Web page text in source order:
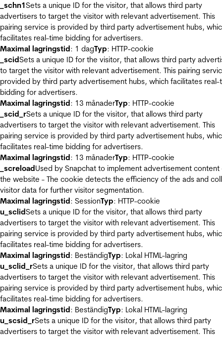
_schn1Sets a unique ID for the visitor, that allows third party
advertisers to target the visitor with relevant advertisement. This
pairing service is provided by third party advertisement hubs,
facilitates real-time bidding for advertisers.
Maximal lagringstid: 1 dagTyp: HTTP-cookie
_scidSets a unique ID for the visitor, that allows third party
to target the visitor with relevant advertisement. This pairing
provided by third party advertisement hubs, which facilitates real-
bidding for advertisers.
Maximal lagringstid: 13 månaderTyp: HTTP-cookie
_scid_rSets a unique ID for the visitor, that allows third party
advertisers to target the visitor with relevant advertisement. This
pairing service is provided by third party advertisement hubs,
facilitates real-time bidding for advertisers.
Maximal lagringstid: 13 månaderTyp: HTTP-cookie
_screloadUsed by Snapchat to implement advertisement content
the website - The cookie detects the efficiency of the ads and
visitor data for further visitor segmentation.
Maximal lagringstid: SessionTyp: HTTP-cookie
u_sclidSets a unique ID for the visitor, that allows third party
advertisers to target the visitor with relevant advertisement. This
pairing service is provided by third party advertisement hubs,
facilitates real-time bidding for advertisers.
Maximal lagringstid: BeständigTyp: Lokal HTML-lagring
u_sclid_rSets a unique ID for the visitor, that allows third party
advertisers to target the visitor with relevant advertisement. This
pairing service is provided by third party advertisement hubs,
facilitates real-time bidding for advertisers.
Maximal lagringstid: BeständigTyp: Lokal HTML-lagring
u_scsid_rSets a unique ID for the visitor, that allows third party
advertisers to target the visitor with relevant advertisement. This